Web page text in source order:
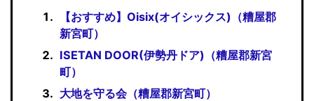
【おすすめ】Oisix(オイシックス)（糟屋郡
新宮町）
ISETAN DOOR(伊勢丹ドア)（糟屋郡新宮
町）
大地を守る会（糟屋郡新宮町）